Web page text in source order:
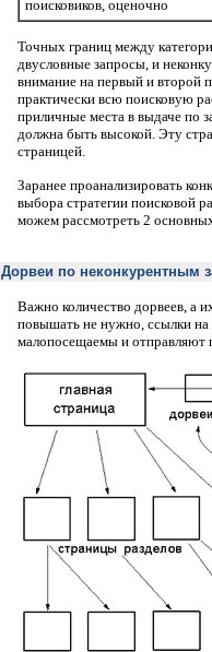
поисковиков, оценочно
Точных границ между
двусловные запросы, и
внимание на первый и второй
практически всю поисковую
приличные места в выдаче по
должна быть высокой. Эту
страницей.
Заранее проанализировать
выбора стратегии поисковой
можем рассмотреть 2
Дорвеи по неконкурентным
Важно количество дорвеев, а
повышать не нужно, ссылки на
малопосещаемы и отправляют